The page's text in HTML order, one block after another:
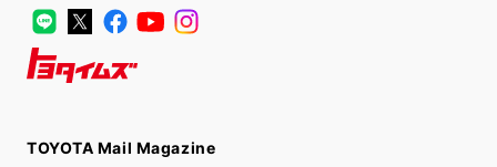
LINE
X FacebookYouTube
TOYOTA Mail Magazine